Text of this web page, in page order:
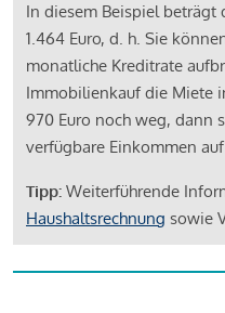
In diesem Beispiel beträgt
1.464 Euro, d. h. Sie
monatliche Kreditrate
Immobilienkauf die Miete
970 Euro noch weg, dann
verfügbare Einkommen
Tipp: Weiterführende
Haushaltsrechnung sowie